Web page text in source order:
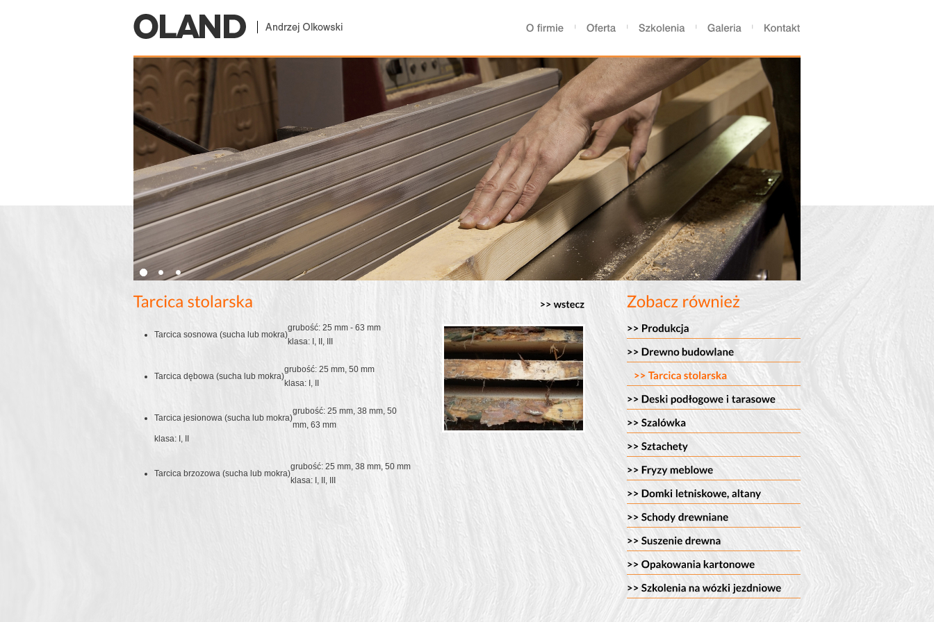
Tarcica sosnowa (sucha lub mokra)
grubość: 25 mm - 63 mm
klasa: I, II, III
Tarcica dębowa (sucha lub mokra)
grubość: 25 mm, 50 mm
klasa: I, II
Tarcica jesionowa (sucha lub mokra)
grubość: 25 mm, 38 mm, 50
mm, 63 mm
klasa: I, II
Tarcica brzozowa (sucha lub mokra)
grubość: 25 mm, 38 mm, 50 mm
klasa: I, II, III